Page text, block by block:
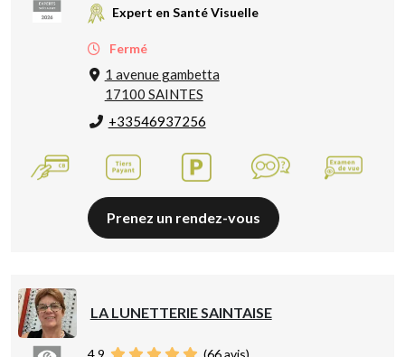
Expert en Santé Visuelle
Fermé
1 avenue gambetta
17100 SAINTES
+33546937256
Prenez un rendez-vous
LA LUNETTERIE SAINTAISE
4.9 (66avis)